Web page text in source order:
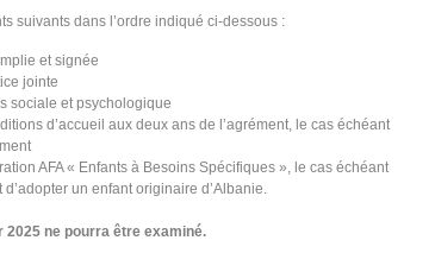
suivants dans l’ordre indiqué ci-dessous :
et signée
jointe
sociale et psychologique
d’accueil aux deux ans de l’agrément, le cas échéant
AFA « Enfants à Besoins Spécifiques », le cas échéant
un enfant originaire d’Albanie.
ne pourra être examiné.